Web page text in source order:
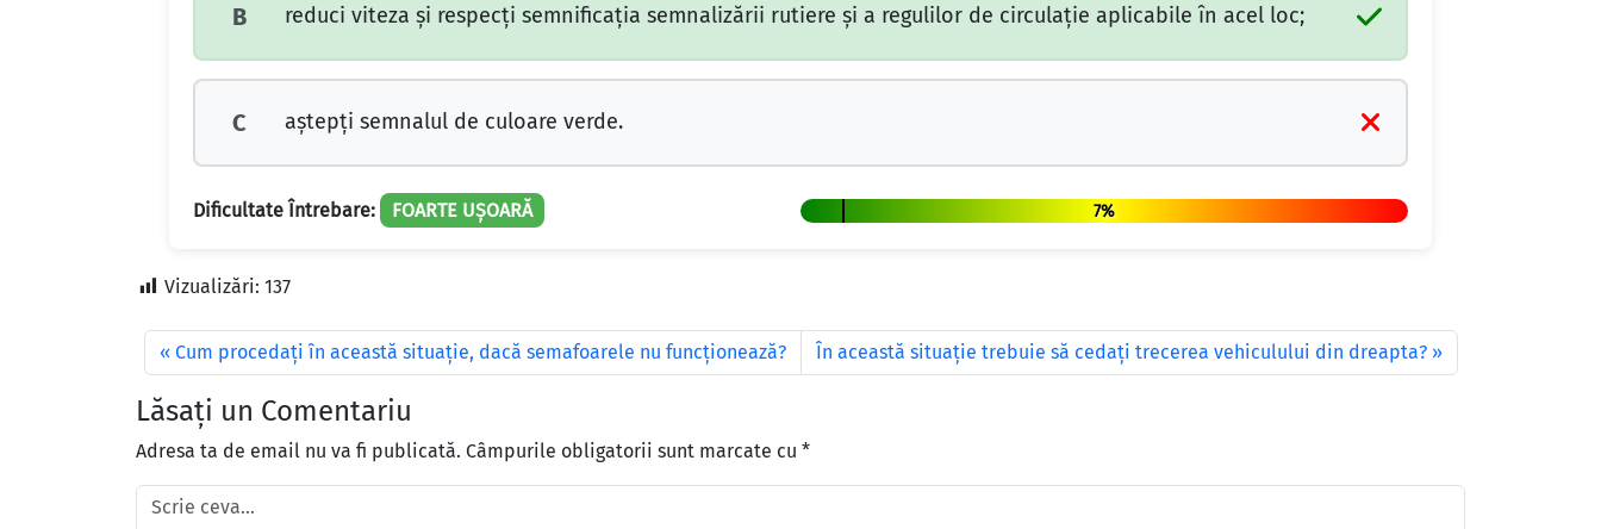
B reduci viteza şi respecţi semnificaţia semnalizării rutiere şi a regulilor de circulaţie aplicabile în acel loc;
C aştepţi semnalul de culoare verde.
Dificultate Întrebare: FOARTE UȘOARĂ 7%
Vizualizări: 137
Cum procedați în această situație, dacă semafoarele nu funcționează? În această situaţie trebuie să cedaţi trecerea vehiculului din dreapta?
Lăsați un Comentariu
Adresa ta de email nu va fi publicată. Câmpurile obligatorii sunt marcate cu *